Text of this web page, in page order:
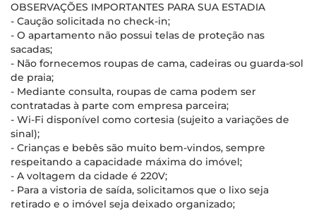
OBSERVAÇÕES IMPORTANTES PARA SUA ESTADIA
- Caução solicitada no check-in;
- O apartamento não possui telas de proteção nas
sacadas;
- Não fornecemos roupas de cama, cadeiras ou guarda-sol
de praia;
- Mediante consulta, roupas de cama podem ser
contratadas à parte com empresa parceira;
- Wi-Fi disponível como cortesia (sujeito a variações de
sinal);
- Crianças e bebês são muito bem-vindos, sempre
respeitando a capacidade máxima do imóvel;
- A voltagem da cidade é 220V;
- Para a vistoria de saída, solicitamos que o lixo seja
retirado e o imóvel seja deixado organizado;